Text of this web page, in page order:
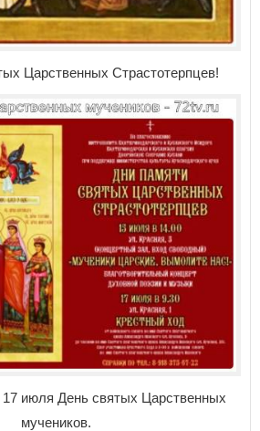
Царственных Страстотерпцев!
17 июля День святых Царственных
мучеников.